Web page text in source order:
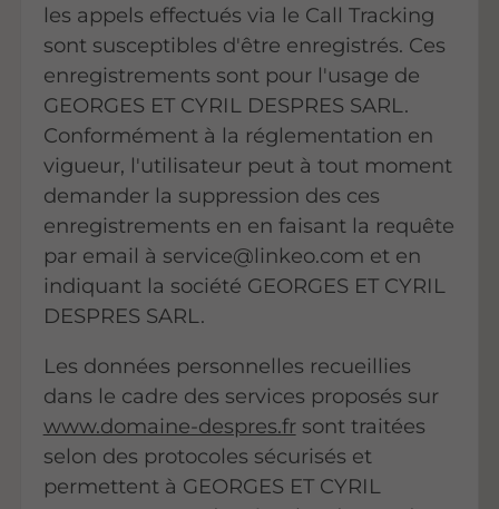
les appels effectués via le Call Tracking
sont susceptibles d'être enregistrés. Ces
enregistrements sont pour l'usage de
GEORGES ET CYRIL DESPRES SARL.
Conformément à la réglementation en
vigueur, l'utilisateur peut à tout moment
demander la suppression des ces
enregistrements en en faisant la requête
par email à service@linkeo.com et en
indiquant la société GEORGES ET CYRIL
DESPRES SARL.
Les données personnelles recueillies
dans le cadre des services proposés sur
www.domaine-despres.frsont traitées
selon des protocoles sécurisés et
permettent à GEORGES ET CYRIL